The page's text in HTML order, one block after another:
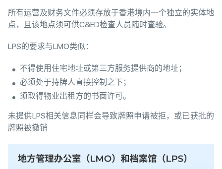
所有运营及财务文件必须存放于香港境内一个独立的实体地
点，且该地点须可供C&ED检查人员随时查验。
LPS的要求与LMO类似：
不得使用住宅地址或第三方服务提供商的地址；
必须处于持牌人直接控制之下；
须取得物业出租方的书面许可。
未提供LPS相关信息同样会导致牌照申请被拒，或已获批的
牌照被撤销